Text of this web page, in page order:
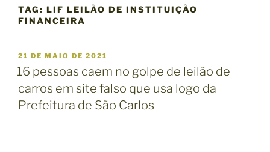
TAG: LIF LEILÃO DE INSTITUIÇÃO
FINANCEIRA
P
U
B
L
I
C
21 DE MAIO DE 2021
16 pessoas caem no golpe de leilão de
carros em site falso que usa logo da
Prefeitura de São Carlos